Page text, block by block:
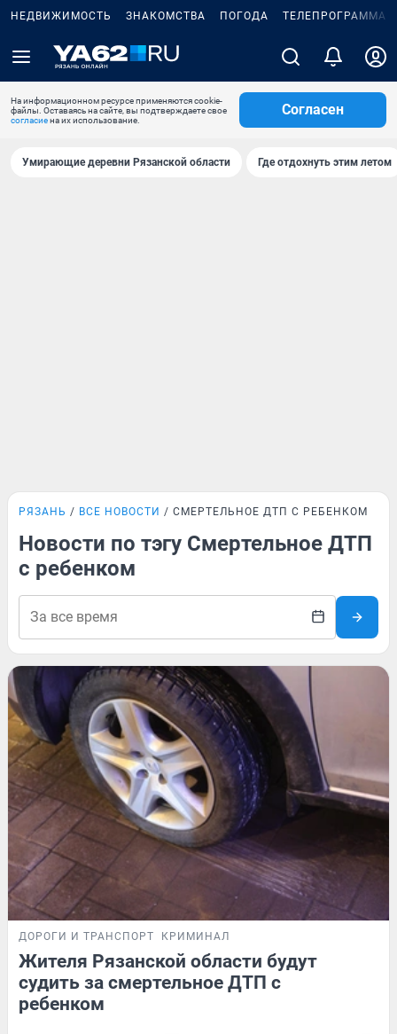
НЕДВИЖИМОСТЬ ЗНАКОМСТВА ПОГОДА ТЕЛЕПРОГРАММА
На информационном ресурсе применяются cookie-
файлы. Оставаясь на сайте, вы подтверждаете свое
согласиена их использование.
Согласен
Умирающие деревни Рязанской области Где отдохнуть этим летом
РЯЗАНЬ ВСЕ НОВОСТИ СМЕРТЕЛЬНОЕ ДТП С РЕБЕНКОМ
Новости по тэгу Смертельное ДТП
с ребенком
ДОРОГИ И ТРАНСПОРТ КРИМИНАЛ
Жителя Рязанской области будут
судить за смертельное ДТП с
ребенком